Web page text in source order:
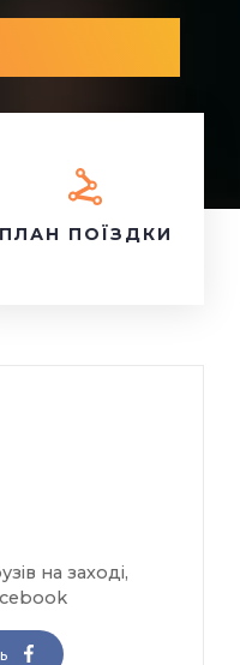
ПЛАН ПОЇЗДКИ
на заході,